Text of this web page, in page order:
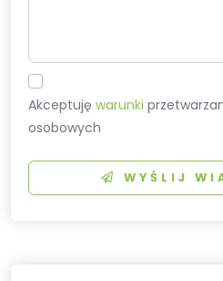
Akceptujęwarunki
osobowych
WYŚLIJ